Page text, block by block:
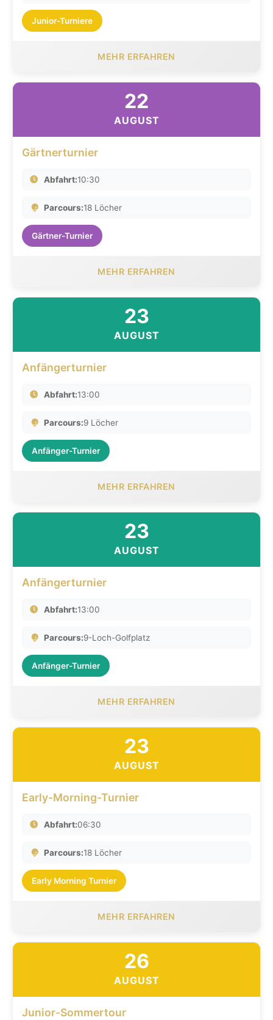
Junior-Turniere
MEHR ERFAHREN
22
AUGUST
Gärtnerturnier
Abfahrt:10:30
Parcours:18 Löcher
Gärtner-Turnier
MEHR ERFAHREN
23
AUGUST
Anfängerturnier
Abfahrt:13:00
Parcours:9 Löcher
Anfänger-Turnier
MEHR ERFAHREN
23
AUGUST
Anfängerturnier
Abfahrt:13:00
Parcours:9-Loch-Golfplatz
Anfänger-Turnier
MEHR ERFAHREN
23
AUGUST
Early-Morning-Turnier
Abfahrt:06:30
Parcours:18 Löcher
Early Morning Turnier
MEHR ERFAHREN
26
AUGUST
Junior-Sommertour